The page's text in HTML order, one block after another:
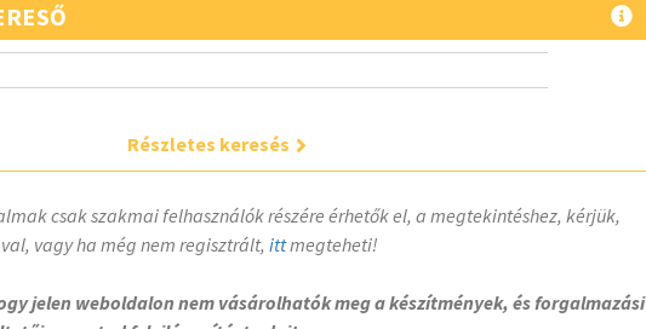
Részletes keresés
csak szakmai felhasználók részére érhetők el, a megtekintéshez, kérjük,
vagy ha még nem regisztrált, ittmegteheti!
jelen weboldalon nem vásárolhatók meg a készítmények, és forgalmazási